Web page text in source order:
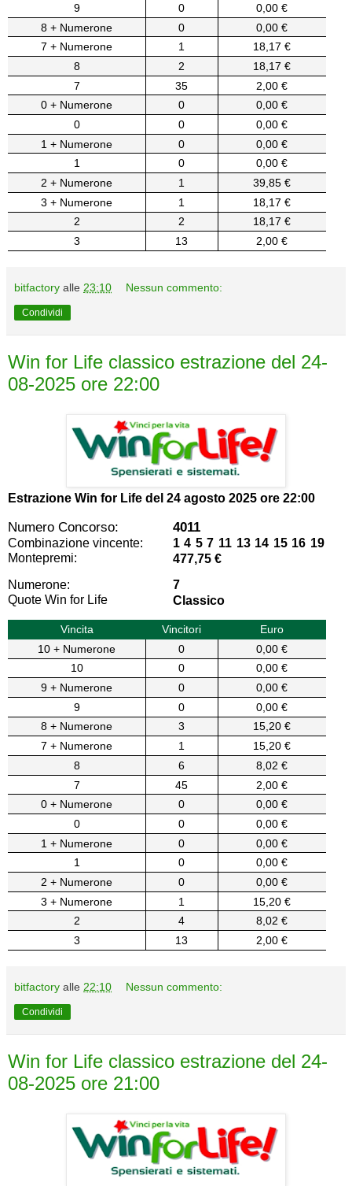
9
0
0,00 €
8 + Numerone
0
0,00 €
7 + Numerone
1
18,17 €
8
2
18,17 €
7
35
2,00 €
0 + Numerone
0
0,00 €
0
0
0,00 €
1 + Numerone
0
0,00 €
1
0
0,00 €
2 + Numerone
1
39,85 €
3 + Numerone
1
18,17 €
2
2
18,17 €
3
13 2,00 €
bitfactory alle 23:10 Nessun commento:
Condividi
Win for Life classico estrazione del 24-
08-2025 ore 22:00
Estrazione Win for Life del 24 agosto 2025 ore 22:00
Numero Concorso: 4011
Combinazione vincente:
1 4 5 7 11 13 14 15 16 19
Montepremi:
477,75 €
Numerone:
7
Quote Win for Life
Classico
Vincita Vincitori
Euro
10 + Numerone
0
0,00 €
10
0
0,00 €
9 + Numerone
0
0,00 €
9
0
0,00 €
8 + Numerone
3
15,20 €
7 + Numerone
1
15,20 €
8
6
8,02 €
7
45
2,00 €
0 + Numerone
0
0,00 €
0
0
0,00 €
1 + Numerone
0
0,00 €
1
0
0,00 €
2 + Numerone
0
0,00 €
3 + Numerone
1
15,20 €
2
4
8,02 €
3
13 2,00 €
bitfactory alle 22:10 Nessun commento:
Condividi
Win for Life classico estrazione del 24-
08-2025 ore 21:00